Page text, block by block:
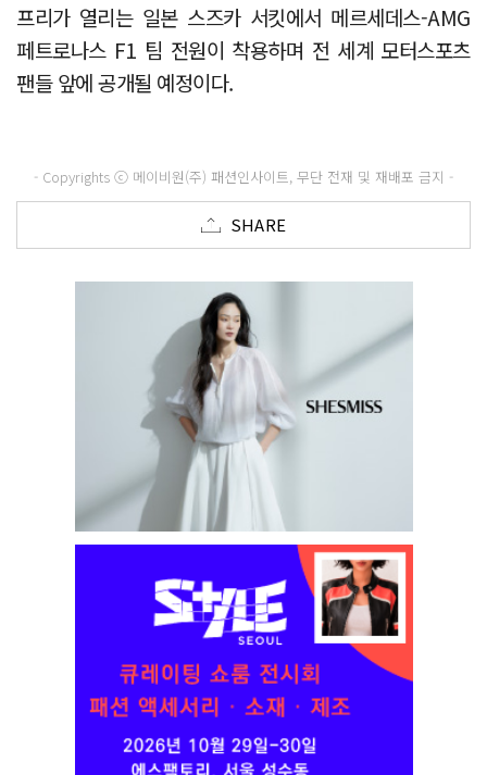
프리가 열리는 일본 스즈카 서킷에서 메르세데스-AMG
페트로나스 F1 팀 전원이 착용하며 전 세계 모터스포츠
팬들 앞에 공개될 예정이다.
- Copyrights ⓒ 메이비원(주) 패션인사이트, 무단 전재 및 재배포 금지 -
SHARE